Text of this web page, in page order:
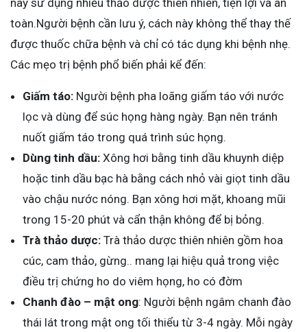
toàn.Người bệnh cần lưu ý, cách này không thể thay thế
được thuốc chữa bệnh và chỉ có tác dụng khi bệnh nhẹ.
Các mẹo trị bệnh phổ biến phải kể đến:
Giấm táo: Người bệnh pha loãng giấm táo với nước
lọc và dùng để súc họng hàng ngày. Bạn nên tránh
nuốt giấm táo trong quá trình súc họng.
Dùng tinh dầu: Xông hơi bằng tinh dầu khuynh diệp
hoặc tinh dầu bạc hà bằng cách nhỏ vài giọt tinh dầu
vào chậu nước nóng. Bạn xông hơi mặt, khoang mũi
trong 15-20 phút và cẩn thận không để bị bỏng.
Trà thảo dược: Trà thảo dược thiên nhiên gồm hoa
cúc, cam thảo, gừng.. mang lại hiệu quả trong việc
điều trị chứng ho do viêm họng, ho có đờm
Chanh đào – mật ong: Người bệnh ngâm chanh đào
thái lát trong mật ong tối thiểu từ 3-4 ngày. Mỗi ngày